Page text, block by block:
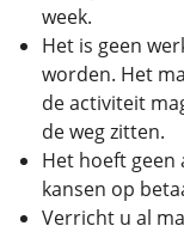
week.
Het is geen
worden. Het
de activiteit
de weg zitten.
Het hoeft geen
kansen op
Verricht u al